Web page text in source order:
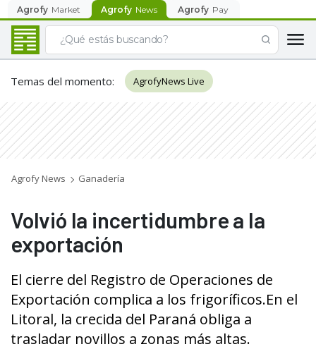
Agrofy Market Agrofy News Agrofy Pay
Temas del momento: AgrofyNews Live
Agrofy News Ganadería
Volvió la incertidumbre a la
exportación
El cierre del Registro de Operaciones de
Exportación complica a los frigoríficos.En el
Litoral, la crecida del Paraná obliga a
trasladar novillos a zonas más altas.